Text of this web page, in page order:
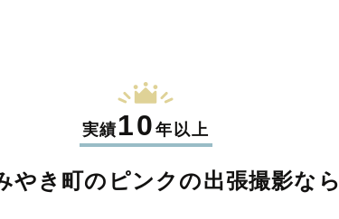
実績10年以上
やき町のピンクの出張撮影なら